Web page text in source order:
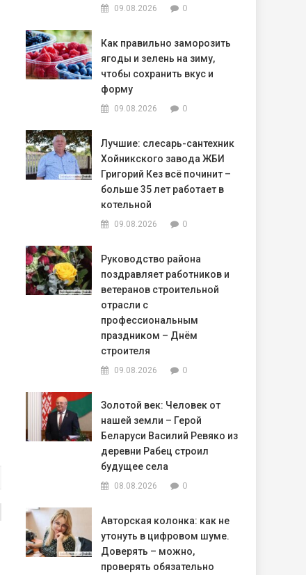
09.08.2026 0
Как правильно заморозить
ягоды и зелень на зиму,
чтобы сохранить вкус и
форму
09.08.2026 0
Лучшие: слесарь-сантехник
Хойникского завода ЖБИ
Григорий Кез всё починит –
больше 35 лет работает в
котельной
09.08.2026 0
Руководство района
поздравляет работников и
ветеранов строительной
отрасли с
профессиональным
праздником – Днём
строителя
09.08.2026 0
Золотой век: Человек от
нашей земли – Герой
Беларуси Василий Ревяко из
деревни Рабец строил
будущее села
08.08.2026 0
Авторская колонка: как не
утонуть в цифровом шуме.
Доверять – можно,
проверять обязательно